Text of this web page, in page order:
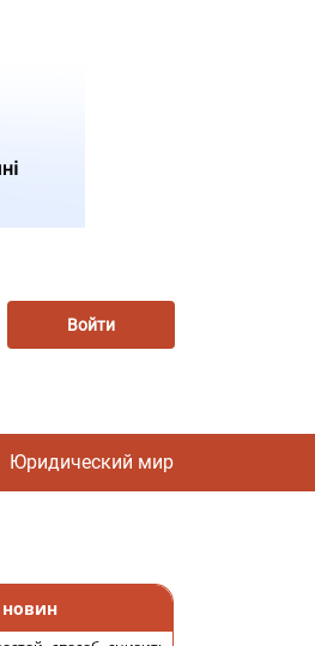
Войти
Юридический мир
новин